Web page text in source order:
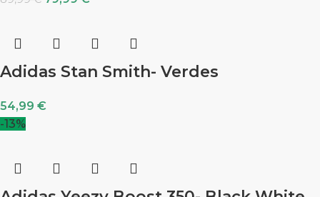
Adidas Stan Smith- Verdes
54,99 €
-13%